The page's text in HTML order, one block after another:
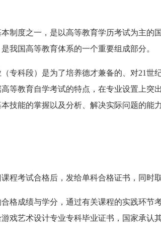
度之一，是以高等教育学历考试为主的
我国高等教育体系的一个重要组成部分。
科段）是为了培养德才兼备的、对21世
等教育自学考试的特点，在专业设置上突
技能的掌握以及分析、解决实际问题的能力
考试合格后，发给单科合格证书，同时取
成绩与学分，通过有关课程的实践环节
戏艺术设计专业专科毕业证书，国家承认其